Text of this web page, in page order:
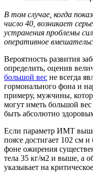
В том случае, когда
число 40, возникает
устранения проблемы
оперативное
Вероятность развития
определить, оценив
большой вес не всегда
гормонального фона и
примеру, мужчины,
могут иметь большой
быть абсолютно
Если параметр ИМТ
поясе достигает 102 см
фоне ожирения
тела 35 кг/м2 и выше, а
указывает на